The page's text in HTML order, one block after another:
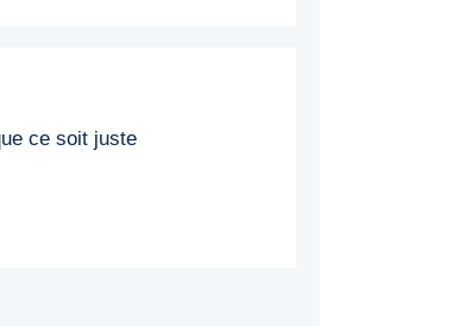
ce soit juste